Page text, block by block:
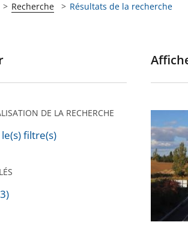
Recherche Résultats de la recherche
DE LA RECHERCHE
filtre(s)
«
A69
:
Conseil